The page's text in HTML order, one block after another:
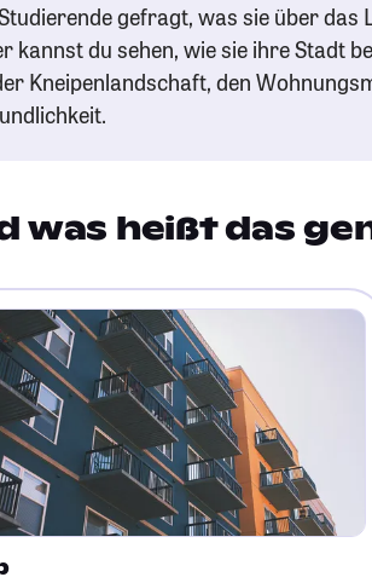
gefragt, was sie über das
kannst du sehen, wie sie ihre Stadt
Kneipenlandschaft, den
was heißt das